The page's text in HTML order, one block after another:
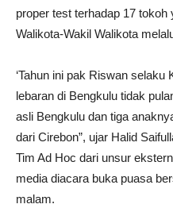
proper test terhadap 17
Walikota-Wakil Walikota
‘Tahun ini pak Riswan
lebaran di Bengkulu tidak
asli Bengkulu dan tiga
dari Cirebon”, ujar Halid
Tim Ad Hoc dari unsur
media diacara buka puasa
malam.